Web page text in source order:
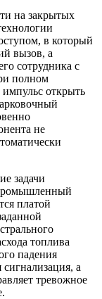
на закрытых
в который
вызов, а
сотрудника с
полном
импульс открыть
не
задачи
платой
топлива
падения
а
тревожное